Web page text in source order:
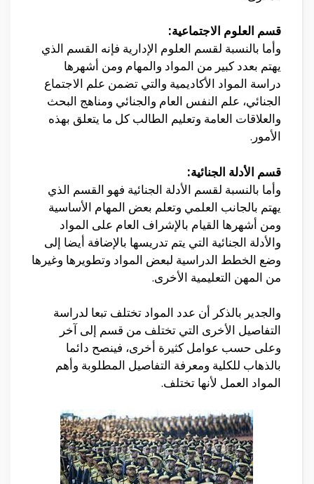
قسم العلوم الاجتماعية:
وأما بالنسبة لقسم العلوم الإدارية فإنه القسم الذي
يهتم بعدد كبير من المواد والمهام ومن أشهرها
دراسة المواد الأكاديمية والتي تضمن علم الاجتماع
الجنائي، علم النفس العام والجنائي ومناهج البحث
والعلاقات العامة وتعليم الطالب كل ما يتعلق بهذه
الأمور.
قسم الأدلة الجنائية:
وأما بالنسبة لقسم الأدلة الجنائية فهو القسم الذي
يهتم بالجانب العلمي وتعلم بعض المهام الأساسية
ومن أشهرها القيام بالإشراف العام على المواد
والأدلة الجنائية التي يتم تدريسها بالإضافة أيضا إلى
وضع الخطط الدراسية لبعض المواد وتطويرها وغيرها
من المهن التعليمية الأخرى.
والجدير بالذكر أن عدد المواد تختلف تبعا لدراسة
التفاصيل الأخرى التي تختلف من قسم إلى آخر
وعلى حسب عوامل كثيرة أخرى، فينصح دائما
بالذهاب للكلية ومعرفة التفاصيل المطلوبة وأهم
المواد العمل لأنها تختلف.